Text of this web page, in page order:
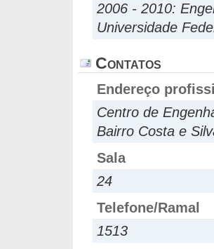
2006 - 2010:
Universidade
Contatos
Endereço
Centro de
Bairro Costa e
Sala
24
Telefone/Ramal
1513